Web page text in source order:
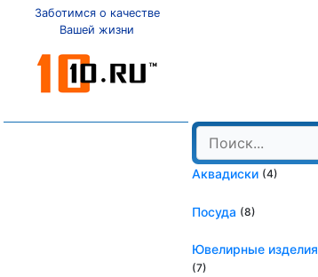
Заботимся о качестве
Вашей жизни
Аквадиски (4)
Посуда (8)
Ювелирные изделия
(7)